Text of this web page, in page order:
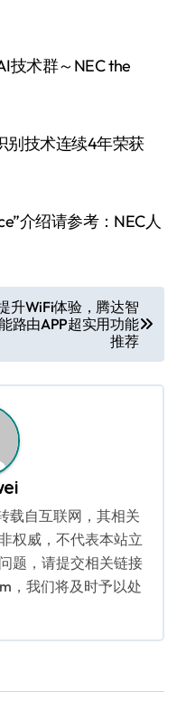
技术群～NEC the
别技术连续4年荣获
介绍请参考：NEC人
升WiFi体验，腾达智
路由APP超实用功能
推荐
载自互联网，其相关
权威，不代表本站立
题，请提交相关链接
，我们将及时予以处